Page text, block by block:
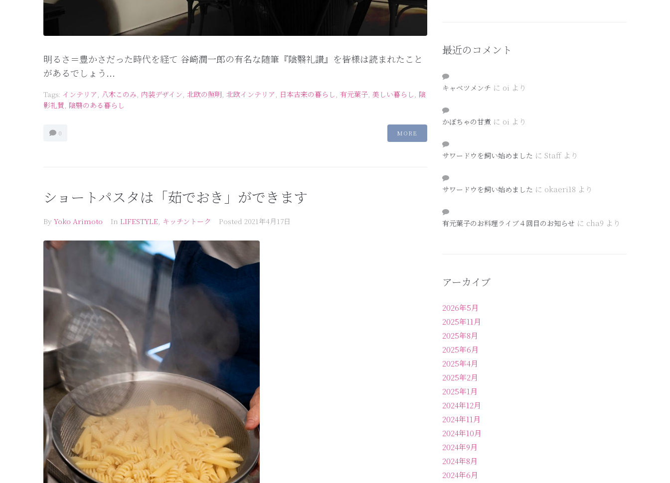
明るさ＝豊かさだった時代を経て 谷崎潤一郎の有名な随筆『陰翳礼讃』を皆様は読まれたこと
があるでしょう...
Tags: インテリア 八木このみ 内装デザイン 北欧の照明 北欧インテリア 日本古来の暮らし 有元葉子 美しい暮らし 陰
影礼賛 陰翳のある暮らし
0 MORE
ショートパスタは「茹でおき」ができます
By Yoko Arimoto In LIFESTYLE キッチントーク Posted 2021年4月17日
最近のコメント
キャベツメンチ に oi より
かぼちゃの甘煮 に oi より
サワードウを飼い始めました に Staffより
サワードウを飼い始めました に okaeri18 より
有元葉子のお料理ライブ４回目のお知らせ に cha9 より
アーカイブ
2026年5月
2025年11月
2025年8月
2025年6月
2025年4月
2025年2月
2025年1月
2024年12月
2024年11月
2024年10月
2024年9月
2024年8月
2024年6月